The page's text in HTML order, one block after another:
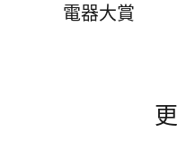
電器大賞